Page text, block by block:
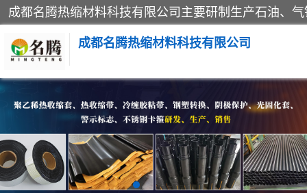
成都名腾热缩材料科技有限公司
热收缩套（闭口套）
热收缩缠绕带
冷缠胶粘带